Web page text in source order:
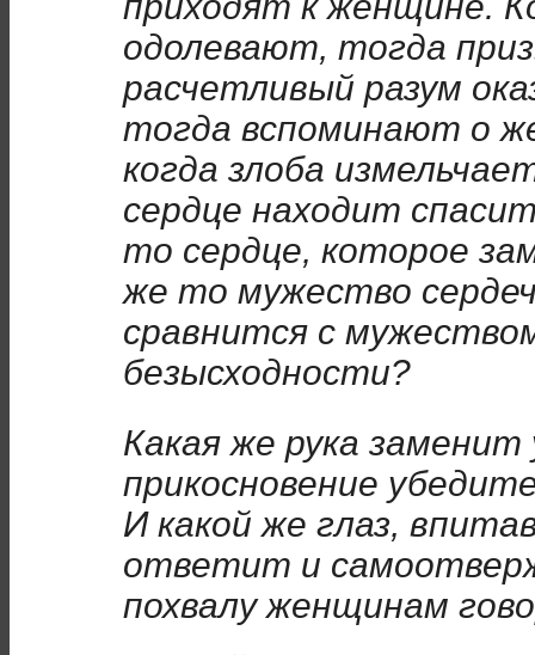
одолевают, тогда
расчетливый разум
тогда вспоминают о
когда злоба
сердце находит
то сердце, которое
же то мужество
сравнится с
безысходности?
Какая же рука заменит
прикосновение
И какой же глаз,
ответит и
похвалу женщинам